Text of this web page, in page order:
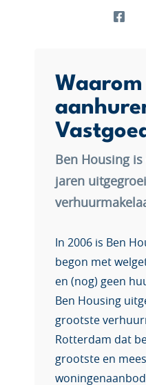
Waarom
Ben Housing
jaren
In 2006 is Ben
begon met
en (nog) geen
Ben Housing
grootste
Rotterdam dat
grootste en